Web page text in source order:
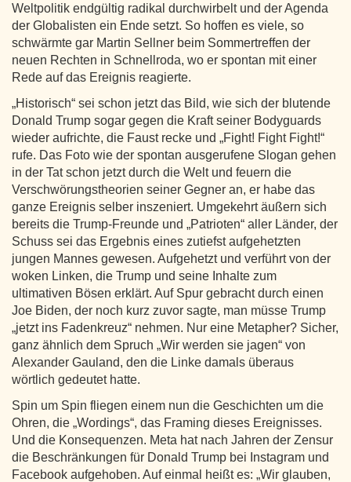
Weltpolitik endgültig radikal durchwirbelt und der Agenda
der Globalisten ein Ende setzt. So hoffen es viele, so
schwärmte gar Martin Sellner beim Sommertreffen der
neuen Rechten in Schnellroda, wo er spontan mit einer
Rede auf das Ereignis reagierte.
„Historisch“ sei schon jetzt das Bild, wie sich der blutende
Donald Trump sogar gegen die Kraft seiner Bodyguards
wieder aufrichte, die Faust recke und „Fight! Fight Fight!“
rufe. Das Foto wie der spontan ausgerufene Slogan gehen
in der Tat schon jetzt durch die Welt und feuern die
Verschwörungstheorien seiner Gegner an, er habe das
ganze Ereignis selber inszeniert. Umgekehrt äußern sich
bereits die Trump-Freunde und „Patrioten“ aller Länder, der
Schuss sei das Ergebnis eines zutiefst aufgehetzten
jungen Mannes gewesen. Aufgehetzt und verführt von der
woken Linken, die Trump und seine Inhalte zum
ultimativen Bösen erklärt. Auf Spur gebracht durch einen
Joe Biden, der noch kurz zuvor sagte, man müsse Trump
„jetzt ins Fadenkreuz“ nehmen. Nur eine Metapher? Sicher,
ganz ähnlich dem Spruch „Wir werden sie jagen“ von
Alexander Gauland, den die Linke damals überaus
wörtlich gedeutet hatte.
Spin um Spin fliegen einem nun die Geschichten um die
Ohren, die „Wordings“, das Framing dieses Ereignisses.
Und die Konsequenzen. Meta hat nach Jahren der Zensur
die Beschränkungen für Donald Trump bei Instagram und
Facebook aufgehoben. Auf einmal heißt es: „Wir glauben,